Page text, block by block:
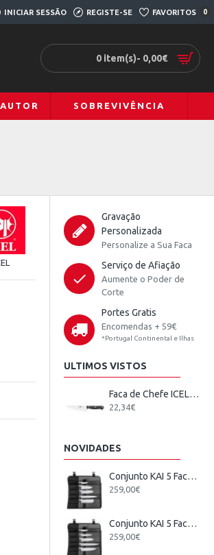
INICIAR SESSÃO REGISTE-SE FAVORITOS 0
0 item(s)- 0,00€
SOBREVIVÊNCIA
Gravação
Personalizada
Personalize a Sua Faca
Serviço de Afiação
Aumente o Poder de
Corte
Portes Gratis
Encomendas + 59€
*Portugal Continental e Ilhas
ULTIMOS VISTOS
Faca de Chefe ICEL Technik 15cm
22,34€
NOVIDADES
Conjunto KAI 5 Facas Japonesas + Estojo
259,00€
Conjunto KAI 5 Facas Wasabi Black Europeu + Estojo
259,00€